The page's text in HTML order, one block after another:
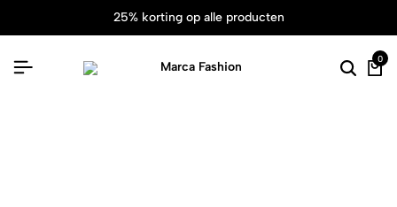
25% korting op alle producten
0